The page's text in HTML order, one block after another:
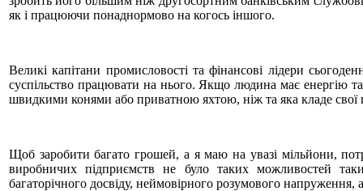
як і працюючи понаднормово на когось іншого.
Великі капітани промисловості та фінансові лідери
суспільство працювати на нього. Якщо людина має енергію та
швидкими конями або приватною яхтою, ніж та яка кладе свої
Щоб заробити багато грошей, а я маю на увазі мільйони,
виробничих підприємств не було таких можливостей
багаторічного досвіду, неймовірного розумового напруження,